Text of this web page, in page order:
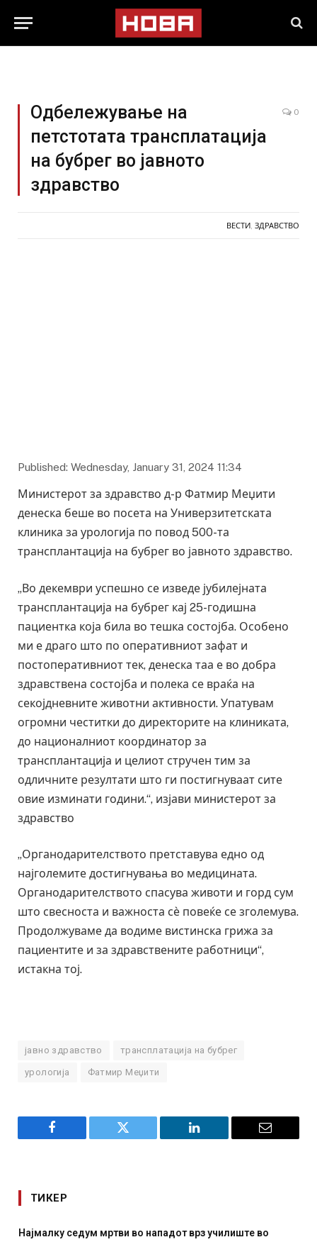
Одбележување на
петстотата трансплатација
на бубрег во јавното
здравство
0
ВЕСТИ ЗДРАВСТВО
Published: Wednesday, January 31, 2024 11:34
Министерот за здравство д-р Фатмир Меџити
денеска беше во посета на Универзитетската
клиника за урологија по повод 500-та
трансплантација на бубрег во јавното здравство.
„Во декември успешно се изведе јубилејната
трансплантација на бубрег кај 25-годишна
пациентка која била во тешка состојба. Особено
ми е драго што по оперативниот зафат и
постоперативниот тек, денеска таа е во добра
здравствена состојба и полека се враќа на
секојдневните животни активности. Упатувам
огромни честитки до директорите на клиниката,
до националниот координатор за
трансплантација и целиот стручен тим за
одличните резултати што ги постигнуваат сите
овие изминати години.“, изјави министерот за
здравство
„Органодарителството претставува едно од
најголемите достигнувања во медицината.
Органодарителството спасува животи и горд сум
што свесноста и важноста сѐ повеќе се зголемува.
Продолжуваме да водиме вистинска грижа за
пациентите и за здравствените работници“,
истакна тој.
јавно здравство трансплатација на бубрег
урологија Фатмир Меџити
Facebook Twitter LinkedIn Email
ТИКЕР
во
СОЗИС: Украинците повеќе им веруваат на